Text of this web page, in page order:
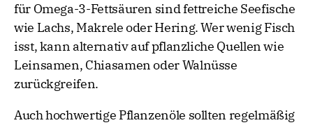
für Omega-3-Fettsäuren sind fettreiche Seefische
wie Lachs, Makrele oder Hering. Wer wenig Fisch
isst, kann alternativ auf pflanzliche Quellen wie
Leinsamen, Chiasamen oder Walnüsse
zurückgreifen.
Auch hochwertige Pflanzenöle sollten regelmäßig